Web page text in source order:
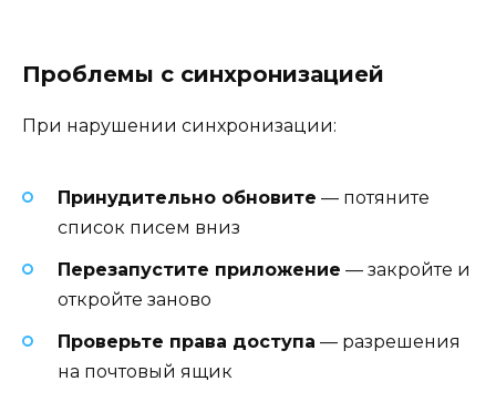
Проблемы с синхронизацией
При нарушении синхронизации:
Принудительно обновите — потяните
список писем вниз
Перезапустите приложение — закройте и
откройте заново
Проверьте права доступа — разрешения
на почтовый ящик